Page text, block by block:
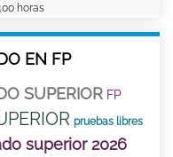
horas
EN FP
SUPERIOR FP
pruebas libres
superior 2026